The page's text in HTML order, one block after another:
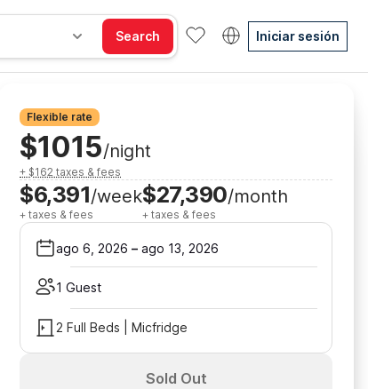
Search Iniciar sesión
Flexible rate
$1015/night
+ $162 taxes & fees
$6,391/week
+ taxes & fees
$27,390/month
+ taxes & fees
ago 6, 2026 – ago 13, 2026
1 Guest
2 Full Beds | Micfridge
Sold Out